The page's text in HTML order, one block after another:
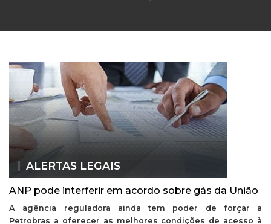
ALERTAS LEGAIS
ANP pode interferir em acordo sobre gás da União
A agência reguladora ainda tem poder de forçar a
Petrobras a oferecer as melhores condições de acesso à